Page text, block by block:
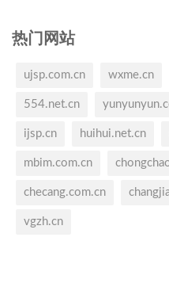
热门网站
ujsp.com.cn wxme.cn
554.net.cn
ijsp.cn huihui.net.cn
mbim.com.cn
checang.com.cn
vgzh.cn